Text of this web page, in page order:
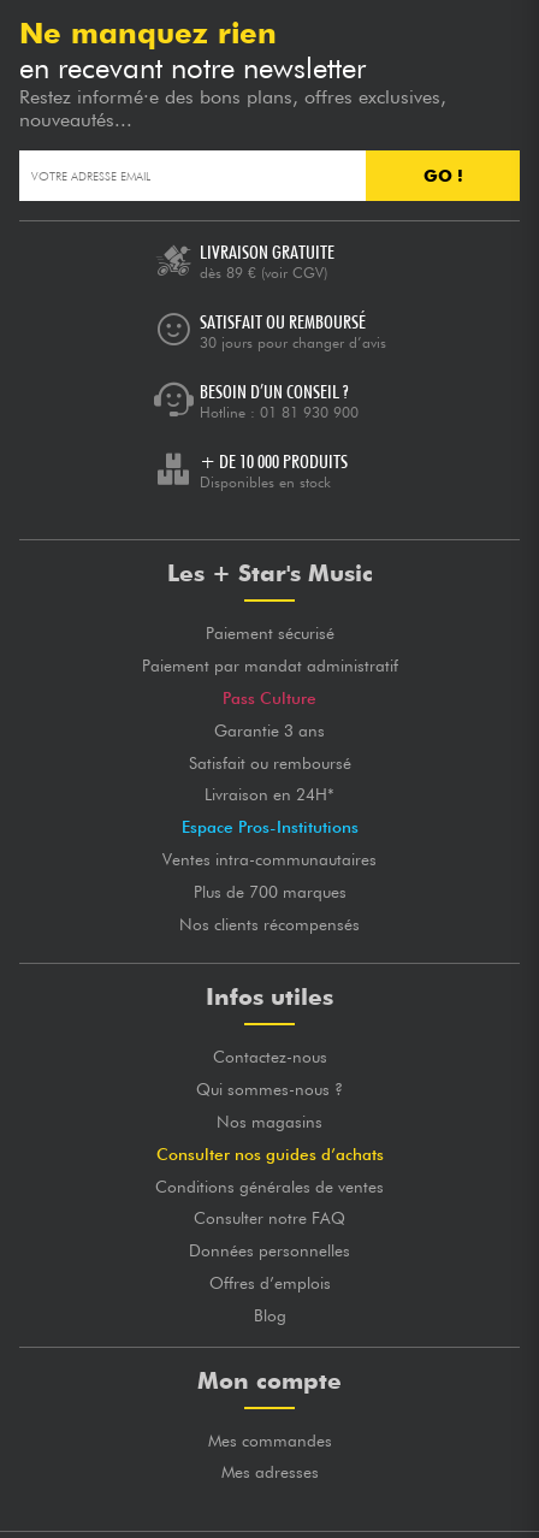
Ne manquez rien
en recevant notre newsletter
Restez informé·e des bons plans, offres exclusives,
nouveautés...
GO !
LIVRAISON GRATUITE
dès 89 € (voir CGV)
SATISFAIT OU REMBOURSÉ
30 jours pour changer d’avis
BESOIN D’UN CONSEIL ?
Hotline : 01 81 930 900
+ DE 10 000 PRODUITS
Disponibles en stock
Les + Star's Music
Paiement sécurisé
Paiement par mandat administratif
Pass Culture
Garantie 3 ans
Satisfait ou remboursé
Livraison en 24H*
Espace Pros-Institutions
Ventes intra-communautaires
Plus de 700 marques
Nos clients récompensés
Infos utiles
Contactez-nous
Qui sommes-nous ?
Nos magasins
Consulter nos guides d’achats
Conditions générales de ventes
Consulter notre FAQ
Données personnelles
Offres d’emplois
Blog
Mon compte
Mes commandes
Mes adresses